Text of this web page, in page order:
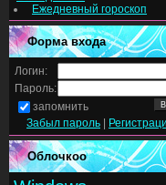
Ежедневный гороскоп
Форма входа
Логин:
Пароль:
запомнить
Забыл пароль
Облочкоо